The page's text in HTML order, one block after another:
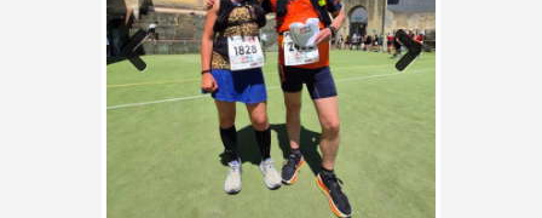
Previo